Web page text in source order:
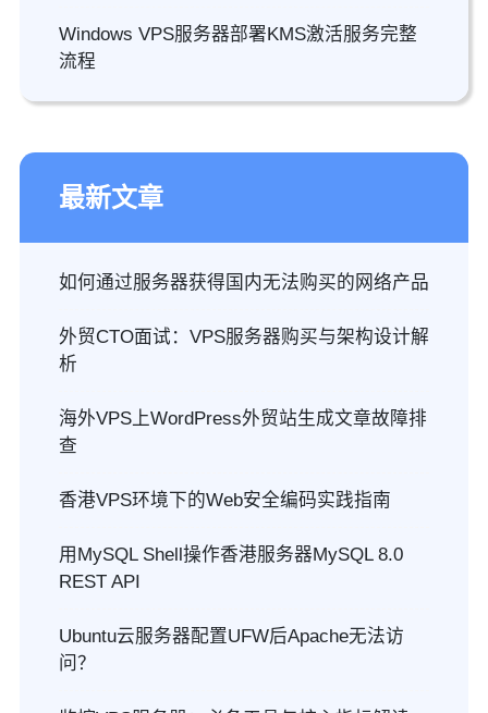
Windows VPS服务器部署KMS激活服务完整
流程
最新文章
如何通过服务器获得国内无法购买的网络产品
外贸CTO面试：VPS服务器购买与架构设计解
析
海外VPS上WordPress外贸站生成文章故障排
查
香港VPS环境下的Web安全编码实践指南
用MySQL Shell操作香港服务器MySQL 8.0
REST API
Ubuntu云服务器配置UFW后Apache无法访
问？